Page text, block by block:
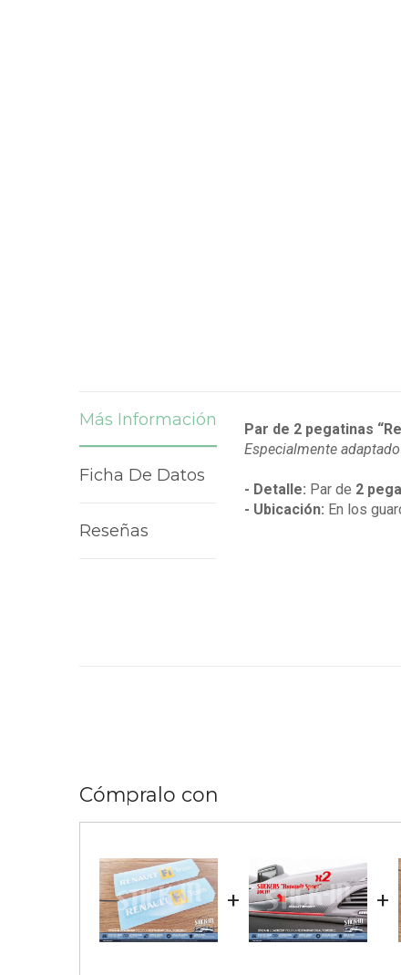
Más Información
Ficha De Datos
Reseñas
Par de 2 pegatinas
Especialmente
- Detalle: Par de 2
- Ubicación: En los
Cómpralo con
+ +